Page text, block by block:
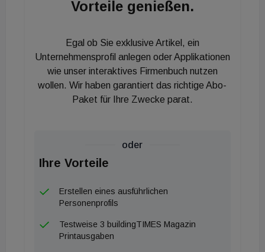
ausgelegt ist. Warmwasser wird elektrisch über
Systemvergleich durch die AEE Intec
Diese beiden Versorgungssysteme wurden nun
einem Vergleich unterzogen, mit dem die AEE Intec
den Energieverbrauch der beiden Systeme sowie
deren Herstellungs- und Betriebskosten
erstellen, die Umweltfaktoren Primärenergie und
Treibhausgase bewerten, den Eigenverbrauch des
PVStroms ermitteln und die Behaglichkeit
durch feststellen. Anlässlich des Energy Lunch Mitte
Vorteile genießen.
Egal ob Sie exklusive Artikel, ein
Unternehmensprofil anlegen oder Applikationen
wie unser interaktives Firmenbuch nutzen
wollen. Wir haben garantiert das richtige Abo-
Paket für Ihre Zwecke parat.
oder
Ihre Vorteile
Erstellen eines ausführlichen
Personenprofils
Testweise 3 buildingTIMES Magazin
Printausgaben